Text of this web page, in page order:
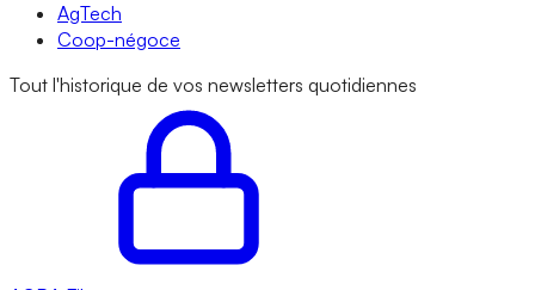
AgTech
Coop-négoce
Tout l'historique de vos newsletters quotidiennes